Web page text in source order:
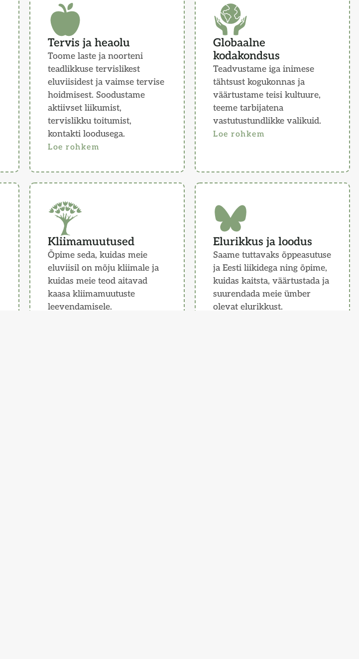
Tervis ja heaolu
Toome laste ja noorteni
teadlikkuse tervislikest
eluviisidest ja vaimse tervise
hoidmisest. Soodustame
aktiivset liikumist,
tervislikku toitumist,
kontakti loodusega.
Loe rohkem
Globaalne
kodakondsus
Teadvustame iga inimese
tähtsust kogukonnas ja
väärtustame teisi kultuure,
teeme tarbijatena
vastutustundlikke valikuid.
Loe rohkem
Kliimamuutused
Õpime seda, kuidas meie
eluviisil on mõju kliimale ja
kuidas meie teod aitavad
kaasa kliimamuutuste
leevendamisele.
Elurikkus ja loodus
Saame tuttavaks õppeasutuse
ja Eesti liikidega ning õpime,
kuidas kaitsta, väärtustada ja
suurendada meie ümber
olevat elurikkust.